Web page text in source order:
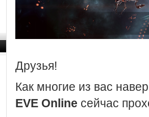
Друзья!
Как многие из вас
EVE Online сейчас